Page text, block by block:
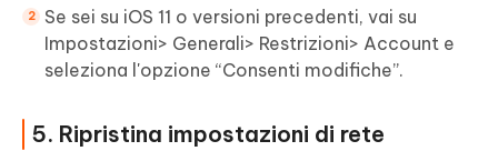
Se sei su iOS 11 o versioni precedenti, vai su
Impostazioni> Generali> Restrizioni> Account e
seleziona l'opzione “Consenti modifiche”.
5. Ripristina impostazioni di rete